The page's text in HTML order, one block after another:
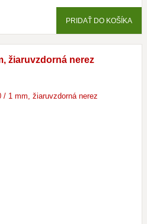
PRIDAŤ DO KOŠÍKA
žiaruvzdorná nerez